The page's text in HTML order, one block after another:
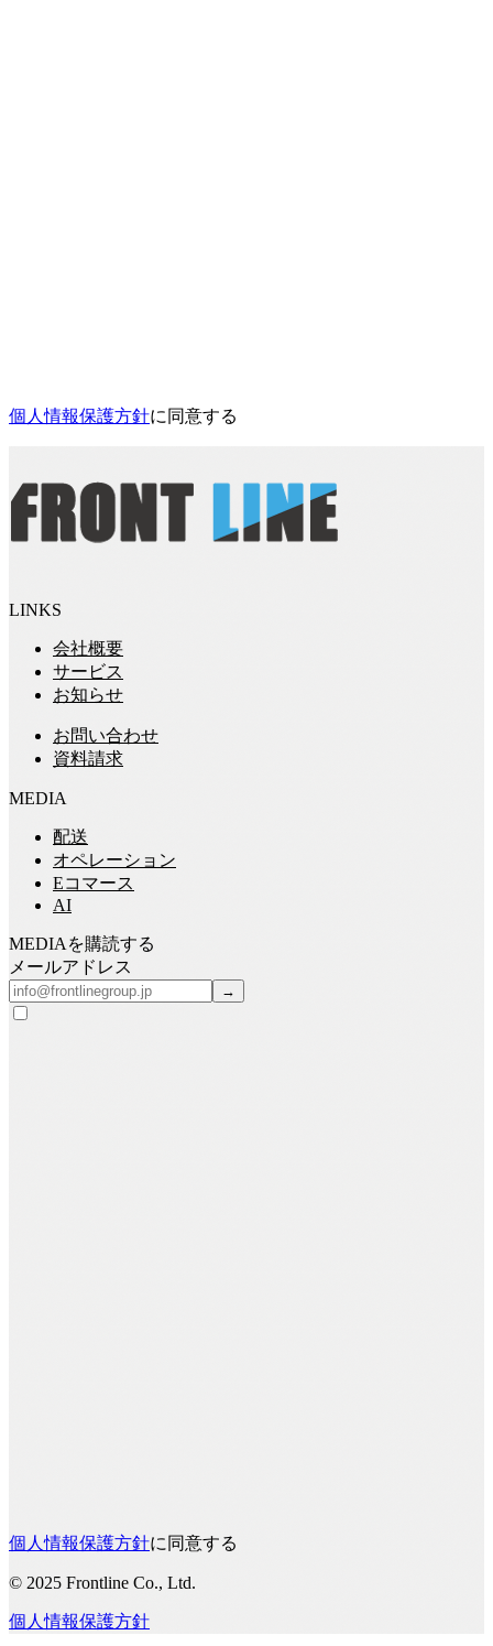
個人情報保護方針に同意する
LINKS
会社概要
サービス
お知らせ
お問い合わせ
資料請求
MEDIA
配送
オペレーション
Eコマース
AI
MEDIA を購読する
メールアドレス
→
個人情報保護方針に同意する
© 2025 Frontline Co., Ltd.
個人情報保護方針